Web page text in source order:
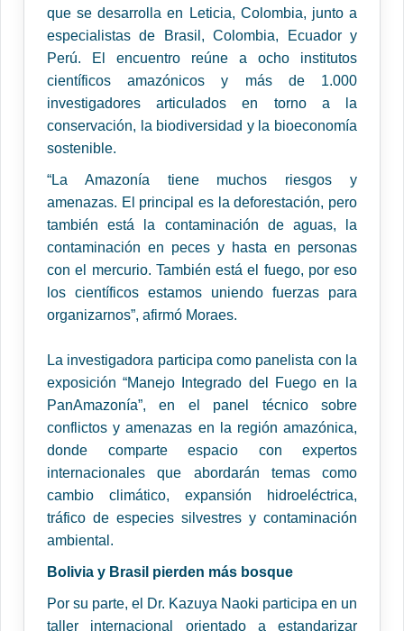
que se desarrolla en Leticia, Colombia, junto a
especialistas de Brasil, Colombia, Ecuador y
Perú. El encuentro reúne a ocho institutos
científicos amazónicos y más de 1.000
investigadores articulados en torno a la
conservación, la biodiversidad y la bioeconomía
sostenible.
“La Amazonía tiene muchos riesgos y
amenazas. El principal es la deforestación, pero
también está la contaminación de aguas, la
contaminación en peces y hasta en personas
con el mercurio. También está el fuego, por eso
los científicos estamos uniendo fuerzas para
organizarnos”, afirmó Moraes.
La investigadora participa como panelista con la
exposición “Manejo Integrado del Fuego en la
PanAmazonía”, en el panel técnico sobre
conflictos y amenazas en la región amazónica,
donde comparte espacio con expertos
internacionales que abordarán temas como
cambio climático, expansión hidroeléctrica,
tráfico de especies silvestres y contaminación
ambiental.
Bolivia y Brasil pierden más bosque
Por su parte, el Dr. Kazuya Naoki participa en un
taller internacional orientado a estandarizar